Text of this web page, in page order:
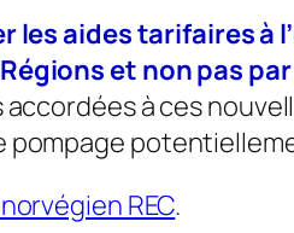
les aides tarifaires à
et non pas
à ces
pompage
REC.